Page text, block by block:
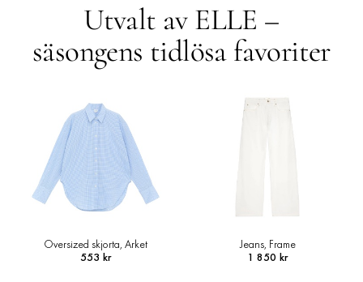
Utvalt av ELLE –
säsongens tidlösa favoriter
Jeans, Frame
1 850 kr
Loafers i läder, Arket
1 145 kr